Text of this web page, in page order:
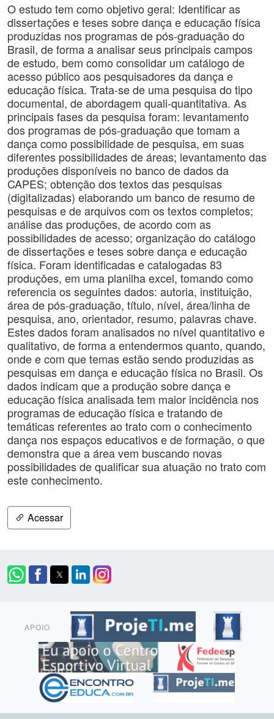
O estudo tem como objetivo geral: Identificar as
dissertações e teses sobre dança e educação física
produzidas nos programas de pós-graduação do
Brasil, de forma a analisar seus principais campos
de estudo, bem como consolidar um catálogo de
acesso público aos pesquisadores da dança e
educação física. Trata-se de uma pesquisa do tipo
documental, de abordagem quali-quantitativa. As
principais fases da pesquisa foram: levantamento
dos programas de pós-graduação que tomam a
dança como possibilidade de pesquisa, em suas
diferentes possibilidades de áreas; levantamento das
produções disponíveis no banco de dados da
CAPES; obtenção dos textos das pesquisas
(digitalizadas) elaborando um banco de resumo de
pesquisas e de arquivos com os textos completos;
análise das produções, de acordo com as
possibilidades de acesso; organização do catálogo
de dissertações e teses sobre dança e educação
física. Foram identificadas e catalogadas 83
produções, em uma planilha excel, tomando como
referencia os seguintes dados: autoria, instituição,
área de pós-graduação, título, nível, área/linha de
pesquisa, ano, orientador, resumo, palavras chave.
Estes dados foram analisados no nível quantitativo e
qualitativo, de forma a entendermos quanto, quando,
onde e com que temas estão sendo produzidas as
pesquisas em dança e educação física no Brasil. Os
dados indicam que a produção sobre dança e
educação física analisada tem maior incidência nos
programas de educação física e tratando de
temáticas referentes ao trato com o conhecimento
dança nos espaços educativos e de formação, o que
demonstra que a área vem buscando novas
possibilidades de qualificar sua atuação no trato com
este conhecimento.
Acessar
APOIO